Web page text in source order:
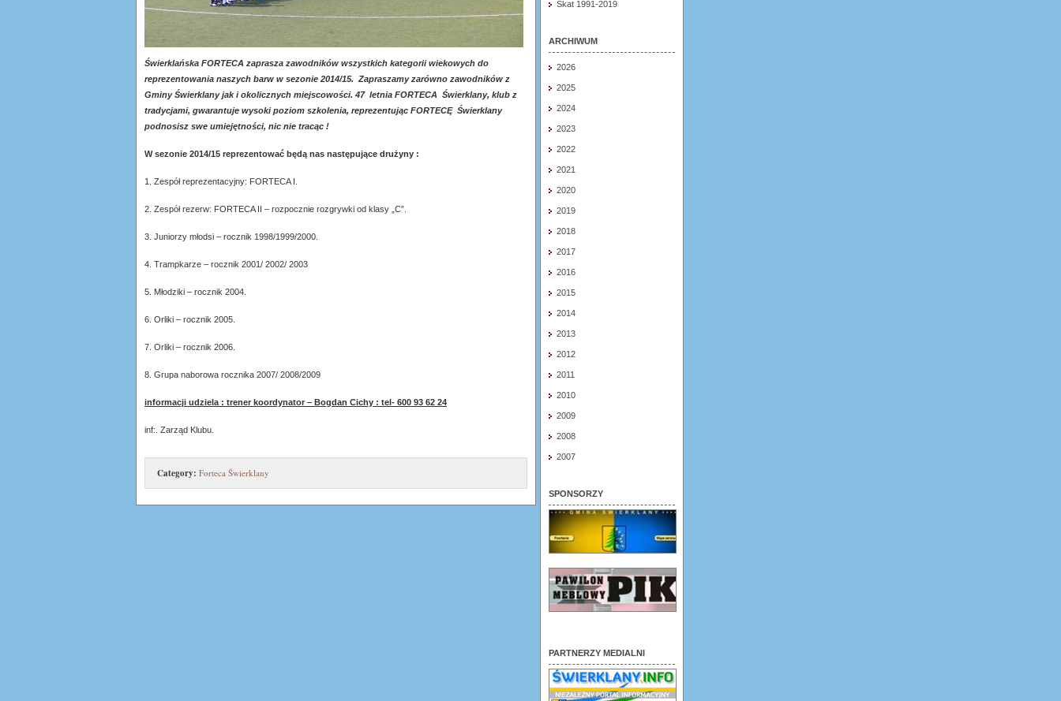
Świerklańska FORTECA zaprasza zawodników wszystkich kategorii wiekowych do
reprezentowania naszych barw w sezonie 2014/15. Zapraszamy zarówno zawodników z
Gminy Świerklany jak i okolicznych miejscowości. 47 letnia FORTECA Świerklany, klub z
tradycjami, gwarantuje wysoki poziom szkolenia, reprezentując FORTECĘ Świerklany
podnosisz swe umiejętności, nic nie tracąc !
W sezonie 2014/15 reprezentować będą nas następujące drużyny :
1. Zespół reprezentacyjny: FORTECA I.
2. Zespół rezerw: FORTECA II – rozpocznie rozgrywki od klasy „C”.
3. Juniorzy młodsi – rocznik 1998/1999/2000.
4. Trampkarze – rocznik 2001/ 2002/ 2003
5. Młodziki – rocznik 2004.
6. Orliki – rocznik 2005.
7. Orliki – rocznik 2006.
8. Grupa naborowa rocznika 2007/ 2008/2009
informacji udziela : trener koordynator – Bogdan Cichy : tel- 600 93 62 24
inf:. Zarząd Klubu.
Category: Forteca Świerklany
Skat 1991-2019
ARCHIWUM
2026
2025
2024
2023
2022
2021
2020
2019
2018
2017
2016
2015
2014
2013
2012
2011
2010
2009
2008
2007
SPONSORZY
PARTNERZY MEDIALNI